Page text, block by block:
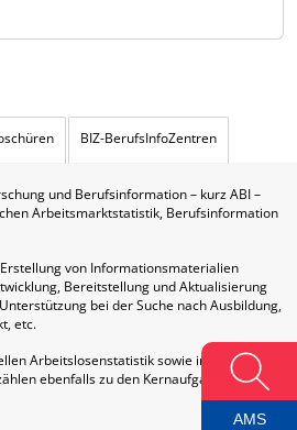
BIZ-BerufsInfoZentren
und Berufsinformation – kurz ABI –
Arbeitsmarktstatistik, Berufsinformation
von Informationsmaterialien
Bereitstellung und Aktualisierung
bei der Suche nach Ausbildung,
etc.
Arbeitslosenstatistik sowie interne und
ebenfalls zu den Kernaufgaben dieser
AMS